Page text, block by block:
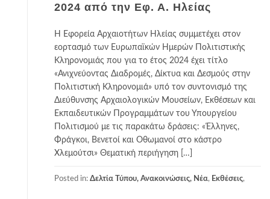
2024 από την Εφ. Α. Ηλείας
Η Εφορεία Αρχαιοτήτων Ηλείας συμμετέχει στον
εορτασμό των Ευρωπαϊκών Ημερών Πολιτιστικής
Κληρονομιάς που για το έτος 2024 έχει τίτλο
«Ανιχνεύοντας Διαδρομές, Δίκτυα και Δεσμούς στην
Πολιτιστική Κληρονομιά» υπό τον συντονισμό της
Διεύθυνσης Αρχαιολογικών Μουσείων, Εκθέσεων και
Εκπαιδευτικών Προγραμμάτων του Υπουργείου
Πολιτισμού με τις παρακάτω δράσεις: «Έλληνες,
Φράγκοι, Βενετοί και Οθωμανοί στο κάστρο
Χλεμούτσι» Θεματική περιήγηση […]
Posted in: Δελτία Τύπου, Ανακοινώσεις, Νέα, Εκθέσεις,